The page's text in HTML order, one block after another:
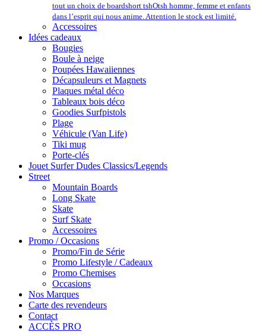
tout un choix de boardshort tshOtsh homme, femme et enfants
dans l’esprit qui nous anime. Attention le stock est limité.
Accessoires
Idées cadeaux
Bougies
Boule à neige
Poupées Hawaiiennes
Décapsuleurs et Magnets
Plaques métal déco
Tableaux bois déco
Goodies Surfpistols
Plage
Véhicule (Van Life)
Tiki mug
Porte-clés
Jouet Surfer Dudes Classics/Legends
Street
Mountain Boards
Long Skate
Skate
Surf Skate
Accessoires
Promo / Occasions
Promo/Fin de Série
Promo Lifestyle / Cadeaux
Promo Chemises
Occasions
Nos Marques
Carte des revendeurs
Contact
ACCÈS PRO